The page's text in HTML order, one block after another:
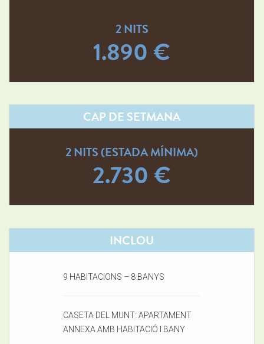
2 NITS
1.890 €
CAP DE SETMANA
2 NITS (ESTADA MÍNIMA)
2.730 €
INCLOU
9 HABITACIONS – 8 BANYS
CASETA DEL MUNT: APARTAMENT
ANNEXA AMB HABITACIÓ I BANY